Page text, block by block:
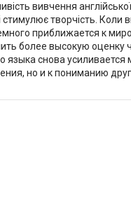
вивчення
творчість. Коли
приближается к
более высокую оценку
языка снова
но и к пониманию